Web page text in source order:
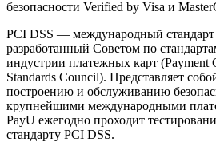
безопасности Verified by Visa и
PCI DSS — международный стандарт
разработанный Советом по
индустрии платежных карт (Payment
Standards Council). Представляет
построению и обслуживанию
крупнейшими международными
PayU ежегодно проходит
стандарту PCI DSS.